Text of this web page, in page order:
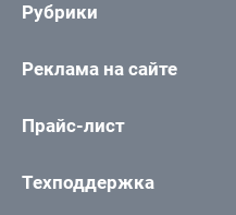
Рубрики
Реклама на сайте
Прайс-лист
Техподдержка